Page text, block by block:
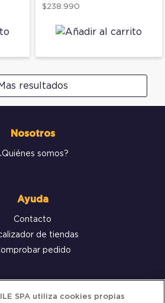
$238.990
Mas resultados
Nosotros
somos?
Ayuda
Contacto
de tiendas
pedido
al cliente
SPA utiliza cookies propias